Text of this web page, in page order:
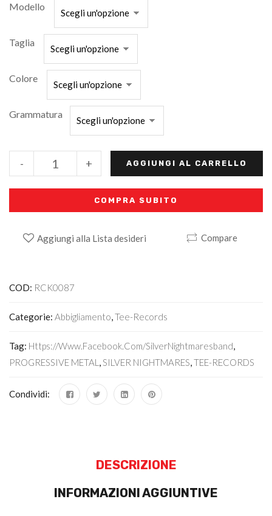
Modello
Taglia
Colore
Grammatura
+
- AGGIUNGI AL CARRELLO
COMPRA SUBITO
Aggiungi alla Lista desideri Compare
COD: RCK0087
Categorie: Abbigliamento,Tee-Records
Tag: Https://www.facebook.com/SilverNightmaresband,
PROGRESSIVE METAL ,SILVER NIGHTMARES,TEE-RECORDS
Condividi:
DESCRIZIONE
INFORMAZIONI AGGIUNTIVE